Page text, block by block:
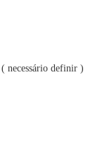
necessário definir )